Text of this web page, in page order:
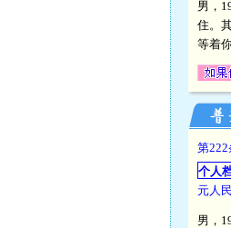
男，
住。
等着你
第222
个人
元人
男，